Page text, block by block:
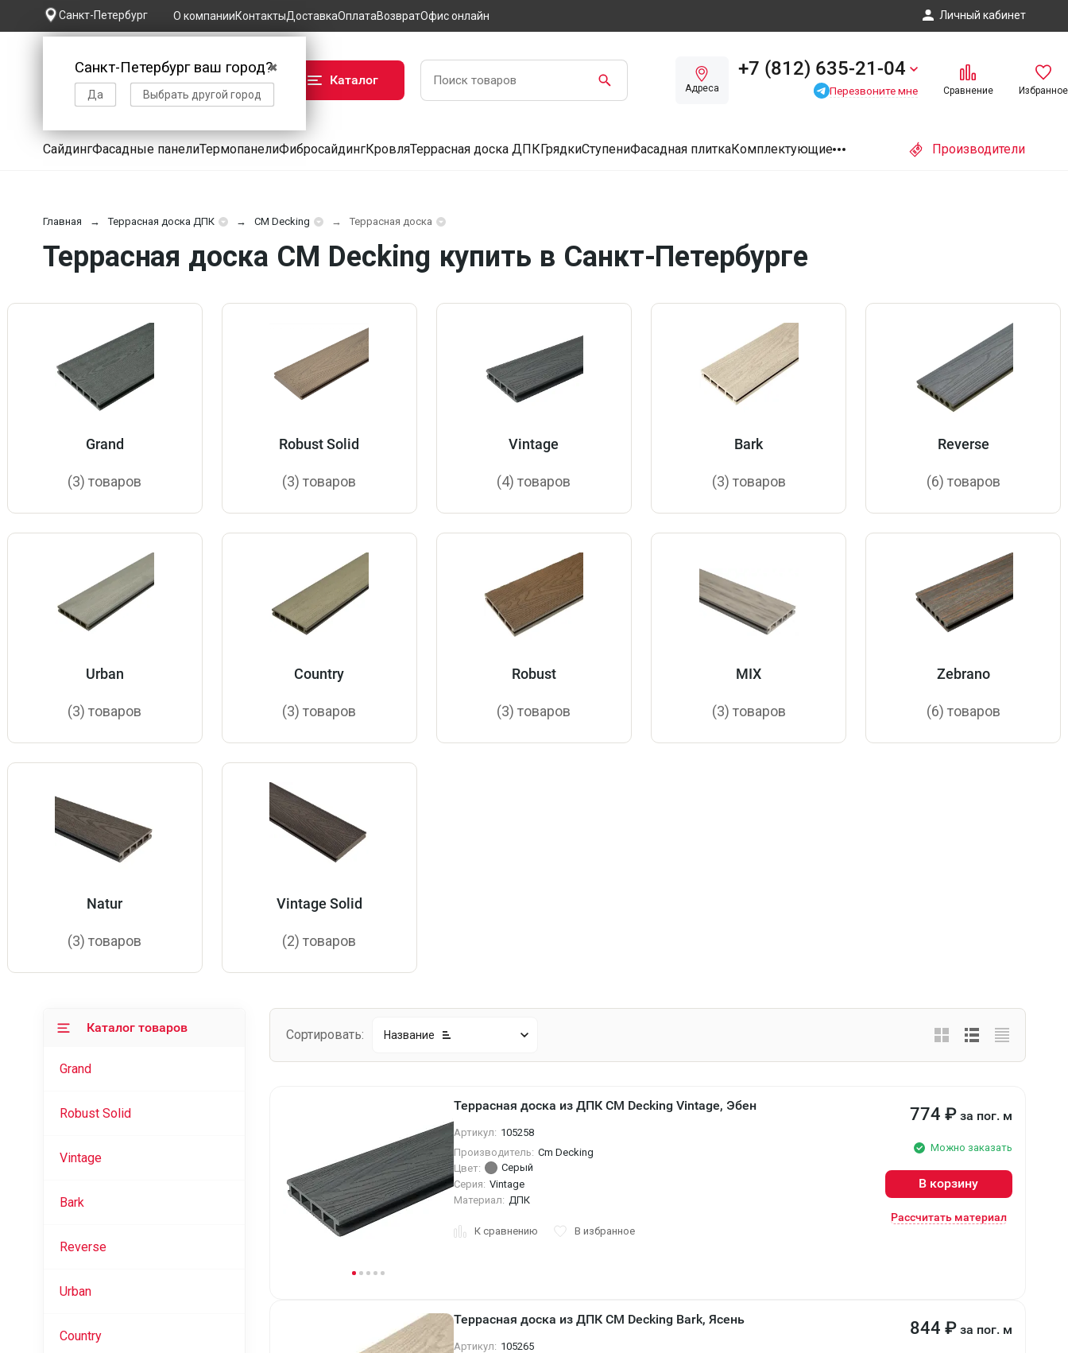
Санкт-Петербург
✖
Санкт-Петербург ваш город?
Да Выбрать другой город
О компанииКонтактыДоставкаОплатаВозвратОфис онлайн Личный кабинет
Каталог
Адреса
+7 (812) 635-21-04
Перезвоните мне Сравнение Избранное
СайдингФасадные панелиТермопанелиФибросайдингКровляТеррасная доска ДПКГрядкиСтупениФасадная плиткаКомплектующие Производители
Главная Террасная доска ДПК CM Decking Террасная доска
Террасная доска CM Decking купить в Санкт-Петербурге
Grand
(3) товаров
Robust Solid
(3) товаров
Vintage
(4) товаров
Bark
(3) товаров
Reverse
(6) товаров
Urban
(3) товаров
Country
(3) товаров
Robust
(3) товаров
MIX
(3) товаров
Zebrano
(6) товаров
Natur
(3) товаров
Vintage Solid
(2) товаров
Сортировать: Название
Террасная доска из ДПК CM Decking Vintage, Эбен
Артикул: 105258
Производитель: Cm Decking
Цвет:
Серый
Серия: Vintage
Материал: ДПК
К сравнению В избранное
774 ₽ за пог. м
Можно заказать
В корзину
Рассчитать материал
Террасная доска из ДПК CM Decking Bark, Ясень
Артикул: 105265
844 ₽ за пог. м
Каталог товаров
Grand
Robust Solid
Vintage
Bark
Reverse
Urban
Country